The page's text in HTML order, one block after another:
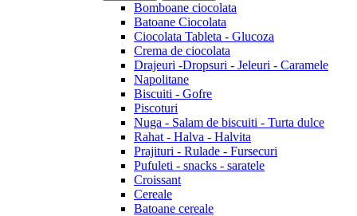
Bomboane ciocolata
Batoane Ciocolata
Ciocolata Tableta - Glucoza
Crema de ciocolata
Drajeuri -Dropsuri - Jeleuri - Caramele
Napolitane
Biscuiti - Gofre
Piscoturi
Nuga - Salam de biscuiti - Turta dulce
Rahat - Halva - Halvita
Prajituri - Rulade - Fursecuri
Pufuleti - snacks - saratele
Croissant
Cereale
Batoane cereale